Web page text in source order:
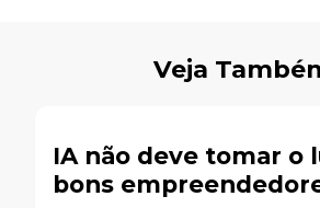
Veja
IA não deve tomar o
bons